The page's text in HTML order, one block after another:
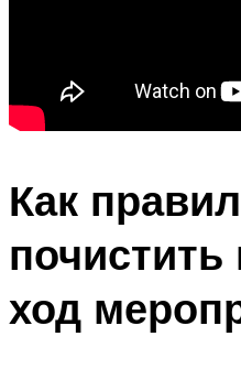
Как
почистить
ход